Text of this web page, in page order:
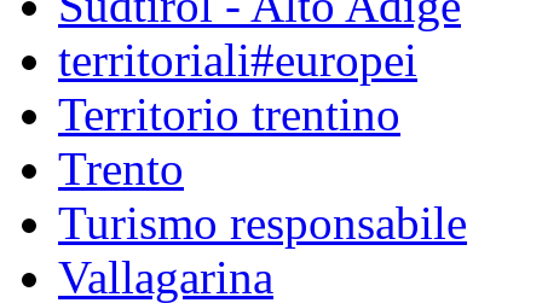
territoriali#europei
Territorio trentino
Trento
Turismo responsabile
Vallagarina